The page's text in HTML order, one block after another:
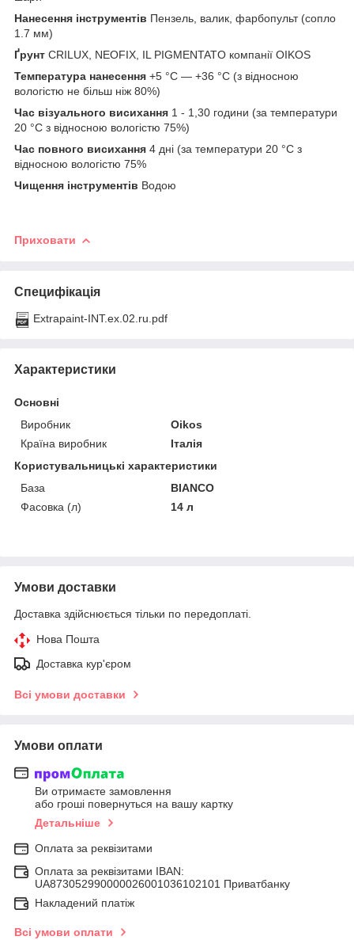
Нанесення інструментів Пензель, валик, фарбопульт (сопло
1.7 мм)
Ґрунт CRILUX, NEOFIX, IL PIGMENTATO компанії OIKOS
Температура нанесення +5 °C — +36 °C (з відносною
вологістю не більш ніж 80%)
Час візуального висихання 1 - 1,30 години (за температури
20 °C з відносною вологістю 75%)
Час повного висихання 4 дні (за температури 20 °C з
відносною вологістю 75%
Чищення інструментів Водою
Приховати
Специфікація
Extrapaint-INT.ex.02.ru.pdf
Характеристики
Основні
Виробник
Oikos
Країна виробник
Італія
Користувальницькі характеристики
База
BIANCO
Фасовка (л)
14 л
Умови доставки
Доставка здійснюється тільки по передоплаті.
Нова Пошта
Доставка кур'єром
Всі умови доставки
Умови оплати
Ви отримаєте замовлення
або гроші повернуться на вашу картку
Детальніше
Оплата за реквізитами
Оплата за реквізитами IBAN:
UA873052990000026001036102101 Приватбанку
Накладений платіж
Всі умови оплати